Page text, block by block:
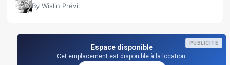
By Wislin Prévil
PUBLICITÉ
Espace disponible
Cet emplacement est disponible à la location.